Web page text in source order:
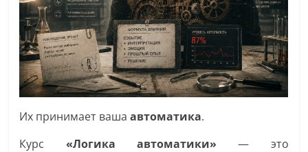
Их принимает вашаавтоматика.
Курс «Логика автоматики» — это